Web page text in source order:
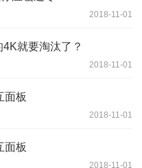
2018-11-01
就要淘汰了？
2018-11-01
面板
2018-11-01
面板
2018-11-01